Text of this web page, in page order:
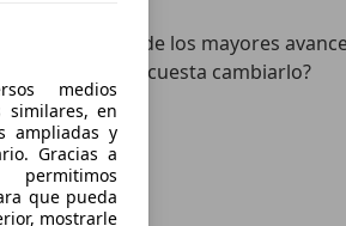
medios
similares, en
ampliadas y
Gracias a
que pueda
mostrarle
uno de los mayores
¿Cuánto cuesta cambiarlo?